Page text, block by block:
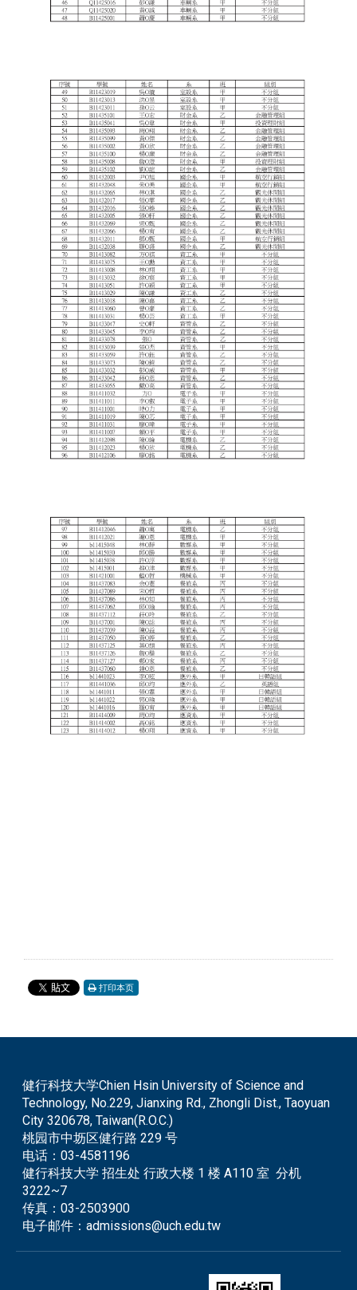
打印本页
健行科技大学Chien Hsin University of Science and
Technology, No.229, Jianxing Rd., Zhongli Dist., Taoyuan
City 320678, Taiwan(R.O.C.)
桃园市中坜区健行路 229 号
电话：03-4581196
健行科技大学 招生处 行政大楼 1 楼 A110 室 分机
3222~7
传真：03-2503900
电子邮件：admissions@uch.edu.tw